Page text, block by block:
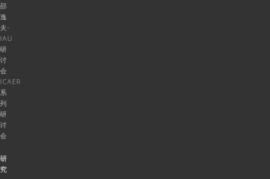
邵
逸
夫-
IAU
研
讨
会
ICAER
系
列
研
讨
会
研
究